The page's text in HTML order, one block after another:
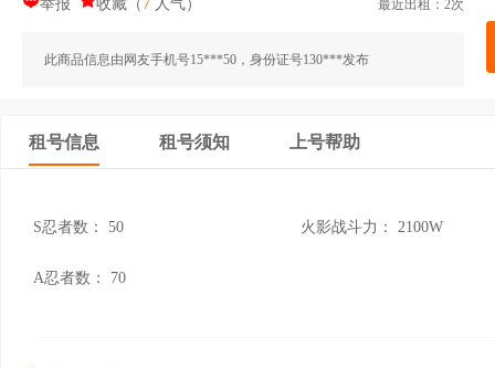
举报 收藏 （ 7 人气） 最近出租：2次
此商品信息由网友手机号15***50，身份证号130***发布
租号信息 租号须知 上号帮助
S忍者数： 50 火影战斗力： 2100W
A忍者数： 70